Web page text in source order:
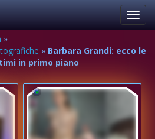
»
» Barbara Grandi: ecco le
in primo piano